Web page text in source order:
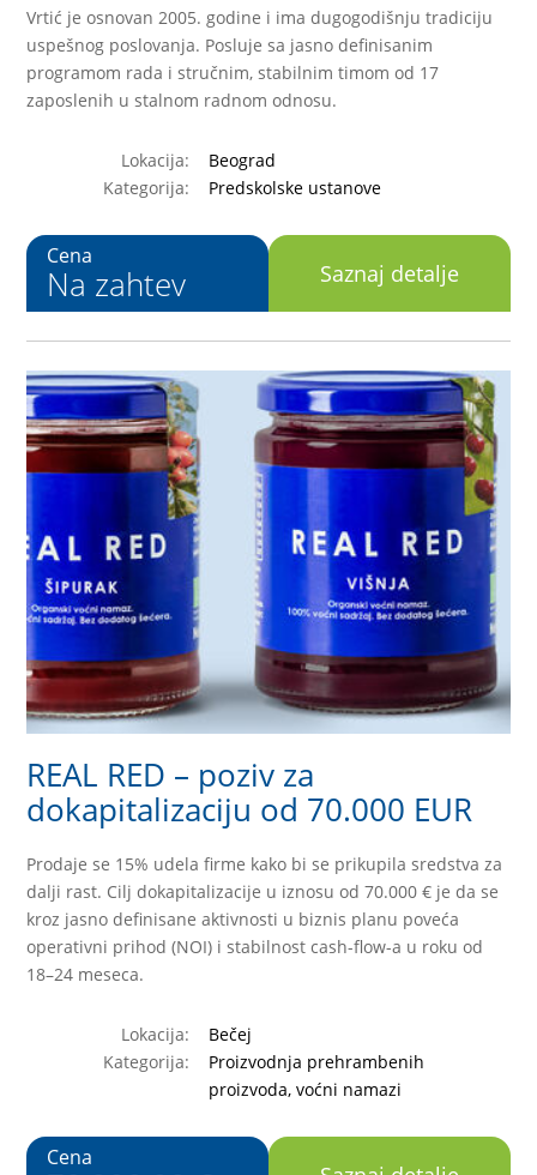
Vrtić je osnovan 2005. godine i ima dugogodišnju tradiciju
uspešnog poslovanja. Posluje sa jasno definisanim
programom rada i stručnim, stabilnim timom od 17
zaposlenih u stalnom radnom odnosu.
Lokacija:
Beograd
Kategorija:
Predskolske ustanove
Cena
Na zahtev Saznaj detalje
REAL RED – poziv za
dokapitalizaciju od 70.000 EUR
Prodaje se 15% udela firme kako bi se prikupila sredstva za
dalji rast. Cilj dokapitalizacije u iznosu od 70.000 € je da se
kroz jasno definisane aktivnosti u biznis planu poveća
operativni prihod (NOI) i stabilnost cash-flow-a u roku od
18–24 meseca.
Lokacija:
Bečej
Kategorija:
Proizvodnja prehrambenih
proizvoda, voćni namazi
Cena